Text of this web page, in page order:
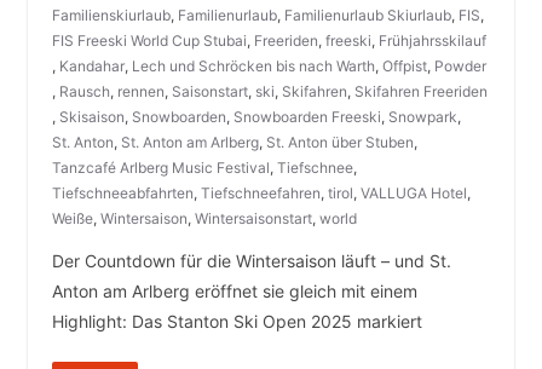
Familienskiurlaub, Familienurlaub, Familienurlaub Skiurlaub, FIS,
FIS Freeski World Cup Stubai, Freeriden, freeski, Frühjahrsskilauf
, Kandahar, Lech und Schröcken bis nach Warth, Offpist, Powder
, Rausch, rennen, Saisonstart, ski, Skifahren, Skifahren Freeriden
, Skisaison, Snowboarden, Snowboarden Freeski, Snowpark,
St. Anton, St. Anton am Arlberg, St. Anton über Stuben,
Tanzcafé Arlberg Music Festival, Tiefschnee,
Tiefschneeabfahrten, Tiefschneefahren, tirol, VALLUGA Hotel,
Weiße, Wintersaison, Wintersaisonstart, world
Der Countdown für die Wintersaison läuft – und St.
Anton am Arlberg eröffnet sie gleich mit einem
Highlight: Das Stanton Ski Open 2025 markiert